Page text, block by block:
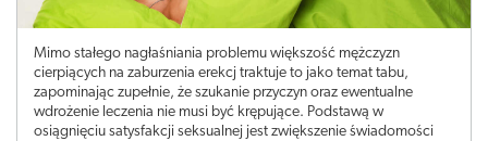
Mimo stałego nagłaśniania problemu większość mężczyzn
cierpiących na zaburzenia erekcj traktuje to jako temat tabu,
zapominając zupełnie, że szukanie przyczyn oraz ewentualne
wdrożenie leczenia nie musi być krępujące. Podstawą w
osiągnięciu satysfakcji seksualnej jest zwiększenie świadomości